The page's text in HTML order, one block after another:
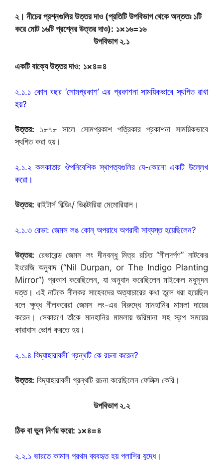
২। নীচের প্রশ্নগুলির উত্তর দাও (প্রতিটি উপবিভাগ থেকে অন্ততঃ ১টি
করে মোট ১৬টি প্রশ্নের উত্তর দাও): ১×১৬=১৬
উপবিভাগ ২.১
একটি বাক্যে উত্তর দাও: ১×৪=৪
২.১.১ কোন বছর ‘সোমপ্রকাশ’ এর প্রকাশনা সাময়িকভাবে স্থগিত রাখা
হয়?
উত্তর: ১৮৭৮ সালে সোমপ্রকাশ পত্রিকার প্রকাশনা সাময়িকভাবে
স্থগিত করা হয়।
২.১.২ কলকাতার ঔপনিবেশিক স্থাপত্যগুলির যে-কোনো একটি উল্লেখ
করো।
উত্তর: রাইটার্স বিল্ডিং/ ভিক্টোরিয়া মেমোরিয়াল।
২.১.৩ রেভা: জেমস লঙ কোন্ অপরাধে অপরাধী সাব্যস্ত হয়েছিলেন?
উত্তর: রেভারেন্ড জেমস লং দীনবন্ধু মিত্র রচিত “নীলদর্পণ” নাটকের
ইংরেজি অনুবাদ (“Nil Durpan, or The Indigo Planting
Mirror”) প্রকাশ করেছিলেন, যা অনুবাদ করেছিলেন মাইকেল মধুসূদন
দত্ত। এই নাটকে নীলকর সাহেবদের অত্যাচারের কথা তুলে ধরা হয়েছিল
বলে ক্ষুব্ধ নীলকরেরা জেমস লং-এর বিরুদ্ধে মানহানির মামলা দায়ের
করেন। সেকারণে তাঁকে মানহানির মামলায় জরিমানা সহ স্বল্প সময়ের
কারাবাস ভোগ করতে হয়।
২.১.৪ বিদ্যাহারাবলী’ গ্রন্থটি কে রচনা করেন?
উত্তর: বিদ্যাহারাবলী গ্রন্থটি রচনা করেছিলেন ফেলিক্স কেরি।
উপবিভাগ ২.২
ঠিক বা ভুল নির্ণয় করো: ১×৪=৪
২.২.১ ভারতে কামান প্রথম ব্যবহৃত হয় পলাশির যুদ্ধে।